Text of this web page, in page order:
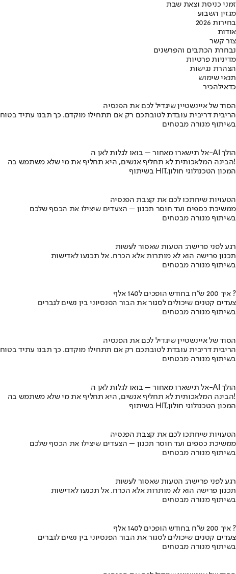
זמני כניסת וצאת שבת
מגזין השבוע
בחירות 2026
אודות
צור קשר
נבחרת הכתבים והפרשנים
מדיניות פרטיות
הצהרת נגישות
תנאי שימוש
כדאילהכיר
הסוד של איינשטיין שיגדיל לכם את הפנסיה
הריבית דריבית עובדת לטובתכם רק אם תתחילו מוקדם. כך תבנו עתיד בטוח
בשיתוף מנורה מבטחים
אל תישארו מאחור – בואו לגלות לאן ה-AI הולך
הבינה המלאכותית לא תחליף אנשים, היא תחליף את מי שלא משתמש בה!
בשיתוף HIT,המכון הטכנולוגי חולון
הטעויות שיחתכו לכם את קצבת הפנסיה
ממשיכת כספים ועד חוסר תכנון – הצעדים שיצילו את הכסף שלכם
בשיתוף מנורה מבטחים
רגע לפני פרישה: הטעות שאסור לעשות
תכנון פרישה הוא לא מותרות אלא הכרח. אל תכנעו לאדישות
בשיתוף מנורה מבטחים
איך 200 ש"ח בחודש הופכים ל140 אלף ?
צעדים קטנים שיכולים לסגור את הבור הפנסיוני בין נשים לגברים
בשיתוף מנורה מבטחים
הסוד של איינשטיין שיגדיל לכם את הפנסיה
הריבית דריבית עובדת לטובתכם רק אם תתחילו מוקדם. כך תבנו עתיד בטוח
בשיתוף מנורה מבטחים
אל תישארו מאחור – בואו לגלות לאן ה-AI הולך
הבינה המלאכותית לא תחליף אנשים, היא תחליף את מי שלא משתמש בה!
בשיתוף HIT,המכון הטכנולוגי חולון
הטעויות שיחתכו לכם את קצבת הפנסיה
ממשיכת כספים ועד חוסר תכנון – הצעדים שיצילו את הכסף שלכם
בשיתוף מנורה מבטחים
רגע לפני פרישה: הטעות שאסור לעשות
תכנון פרישה הוא לא מותרות אלא הכרח. אל תכנעו לאדישות
בשיתוף מנורה מבטחים
איך 200 ש"ח בחודש הופכים ל140 אלף ?
צעדים קטנים שיכולים לסגור את הבור הפנסיוני בין נשים לגברים
בשיתוף מנורה מבטחים